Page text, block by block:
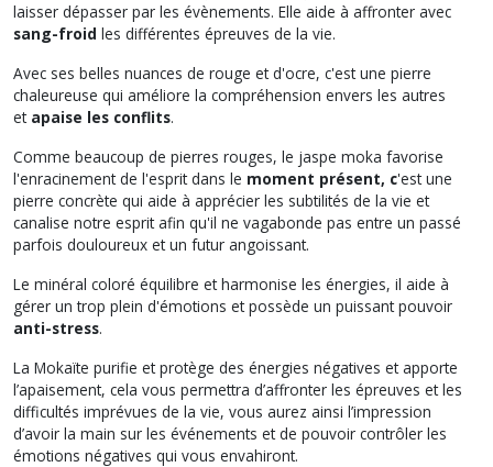
laisser dépasser par les évènements. Elle aide à affronter avec
sang-froid les différentes épreuves de la vie.
Avec ses belles nuances de rouge et d'ocre, c'est une pierre
chaleureuse qui améliore la compréhension envers les autres
et apaise les conflits.
Comme beaucoup de pierres rouges, le jaspe moka favorise
l'enracinement de l'esprit dans le moment présent, c'est une
pierre concrète qui aide à apprécier les subtilités de la vie et
canalise notre esprit afin qu'il ne vagabonde pas entre un passé
parfois douloureux et un futur angoissant.
Le minéral coloré équilibre et harmonise les énergies, il aide à
gérer un trop plein d'émotions et possède un puissant pouvoir
anti-stress.
La Mokaïte purifie et protège des énergies négatives et apporte
l’apaisement, cela vous permettra d’affronter les épreuves et les
difficultés imprévues de la vie, vous aurez ainsi l’impression
d’avoir la main sur les événements et de pouvoir contrôler les
émotions négatives qui vous envahiront.